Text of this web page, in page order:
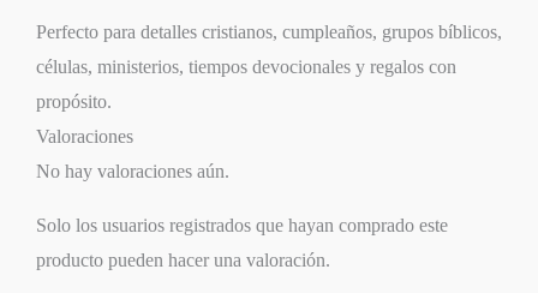
Perfecto para detalles cristianos, cumpleaños, grupos bíblicos,
células, ministerios, tiempos devocionales y regalos con
propósito.
Valoraciones
No hay valoraciones aún.
Solo los usuarios registrados que hayan comprado este
producto pueden hacer una valoración.